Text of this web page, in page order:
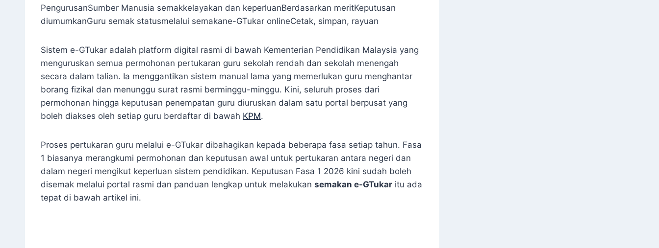
PengurusanSumber Manusia semakkelayakan dan keperluanBerdasarkan meritKeputusan
diumumkanGuru semak statusmelalui semakane-GTukar onlineCetak, simpan, rayuan
Sistem e-GTukar adalah platform digital rasmi di bawah Kementerian Pendidikan Malaysia yang
menguruskan semua permohonan pertukaran guru sekolah rendah dan sekolah menengah
secara dalam talian. Ia menggantikan sistem manual lama yang memerlukan guru menghantar
borang fizikal dan menunggu surat rasmi berminggu-minggu. Kini, seluruh proses dari
permohonan hingga keputusan penempatan guru diuruskan dalam satu portal berpusat yang
boleh diakses oleh setiap guru berdaftar di bawah KPM.
Proses pertukaran guru melalui e-GTukar dibahagikan kepada beberapa fasa setiap tahun. Fasa
1 biasanya merangkumi permohonan dan keputusan awal untuk pertukaran antara negeri dan
dalam negeri mengikut keperluan sistem pendidikan. Keputusan Fasa 1 2026 kini sudah boleh
disemak melalui portal rasmi dan panduan lengkap untuk melakukan semakan e-GTukar itu ada
tepat di bawah artikel ini.